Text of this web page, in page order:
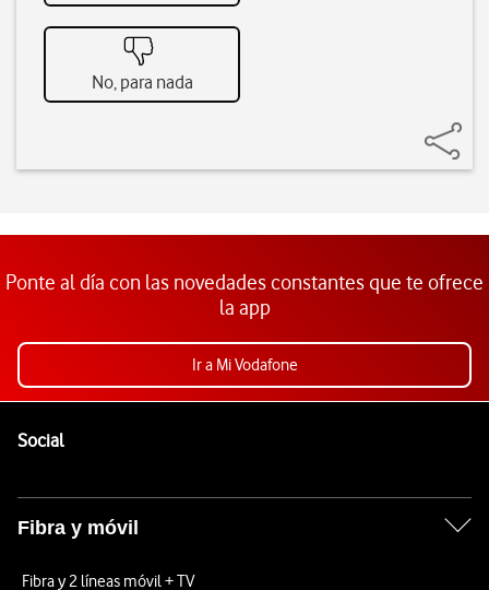
No, para nada
Ponte al día con las novedades constantes que te ofrece
la app
Ir a Mi Vodafone
SocialEnlaces a las redes sociales de Vodafone
Fibra y móvil
Fibra y 2 líneas móvil + TV